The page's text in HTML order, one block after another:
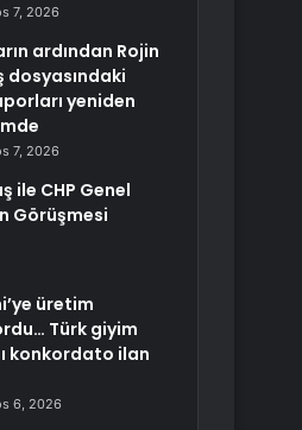
7, 2026
ardından Rojin
dosyasındaki
yeniden
7, 2026
ile CHP Genel
Görüşmesi
üretim
Türk giyim
konkordato ilan
6, 2026